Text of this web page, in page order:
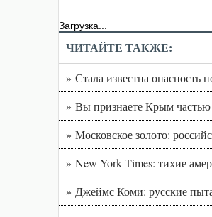
Загрузка...
ЧИТАЙТЕ ТАКЖЕ:
» Стала известна опасность
» Вы признаете Крым
» Московское золото:
» New York Times: тихие
» Джеймс Коми: русские